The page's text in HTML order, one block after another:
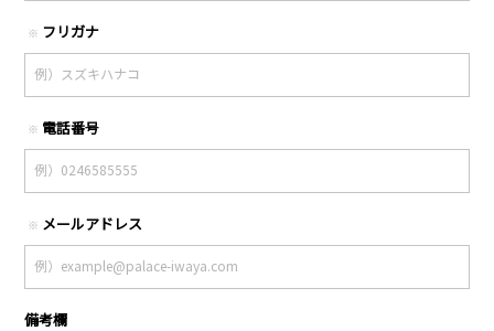
※ フリガナ
※ 電話番号
※ メールアドレス
備考欄